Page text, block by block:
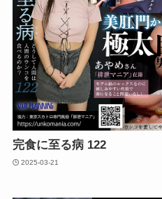
完食に至る病 122
2025-03-21